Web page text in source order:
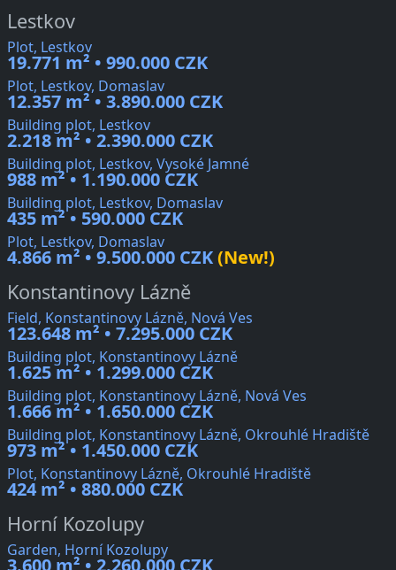
Lestkov
Plot, Lestkov
19.771 m² • 990.000 CZK
Plot, Lestkov, Domaslav
12.357 m² • 3.890.000 CZK
Building plot, Lestkov
2.218 m² • 2.390.000 CZK
Building plot, Lestkov, Vysoké Jamné
988 m² • 1.190.000 CZK
Building plot, Lestkov, Domaslav
435 m² • 590.000 CZK
Plot, Lestkov, Domaslav
4.866 m² • 9.500.000 CZK(New!)
Konstantinovy Lázně
Field, Konstantinovy Lázně, Nová Ves
123.648 m² • 7.295.000 CZK
Building plot, Konstantinovy Lázně
1.625 m² • 1.299.000 CZK
Building plot, Konstantinovy Lázně, Nová Ves
1.666 m² • 1.650.000 CZK
Building plot, Konstantinovy Lázně, Okrouhlé Hradiště
973 m² • 1.450.000 CZK
Plot, Konstantinovy Lázně, Okrouhlé Hradiště
424 m² • 880.000 CZK
Horní Kozolupy
Garden, Horní Kozolupy